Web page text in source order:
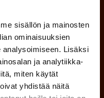
sisällön ja mainosten
ominaisuuksien
Lisäksi
ja analytiikka-
miten käytät
yhdistää näitä